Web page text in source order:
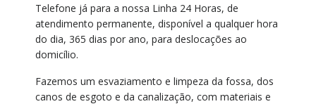
Telefone já para a nossa Linha 24 Horas, de
atendimento permanente, disponível a qualquer hora
do dia, 365 dias por ano, para deslocações ao
domicílio.
Fazemos um esvaziamento e limpeza da fossa, dos
canos de esgoto e da canalização, com materiais e